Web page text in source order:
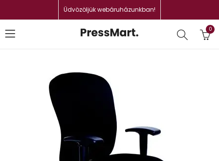
Üdvözöljük webáruházunkban!
0